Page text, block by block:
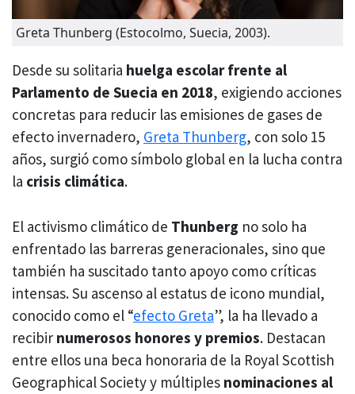
Greta Thunberg (Estocolmo, Suecia, 2003).
Desde su solitaria huelga escolar frente al
Parlamento de Suecia en 2018, exigiendo acciones
concretas para reducir las emisiones de gases de
efecto invernadero, Greta Thunberg, con solo 15
años, surgió como símbolo global en la lucha contra
la crisis climática.
El activismo climático de Thunberg no solo ha
enfrentado las barreras generacionales, sino que
también ha suscitado tanto apoyo como críticas
intensas. Su ascenso al estatus de icono mundial,
conocido como el “efecto Greta”, la ha llevado a
recibir numerosos honores y premios. Destacan
entre ellos una beca honoraria de la Royal Scottish
Geographical Society y múltiples nominaciones al